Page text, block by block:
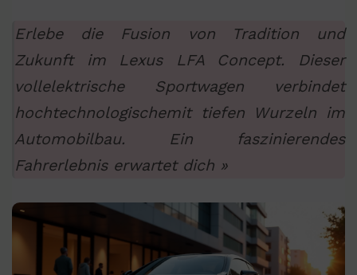
Erlebe die Fusion von Tradition und
Zukunft im Lexus LFA Concept. Dieser
vollelektrische Sportwagen verbindet
hochtechnologischemit tiefen Wurzeln im
Automobilbau. Ein faszinierendes
Fahrerlebnis erwartet dich »